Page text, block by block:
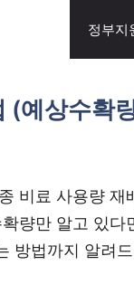
정부지
(예상수확
비료 사용량
량만 알고 있
방법까지 알려